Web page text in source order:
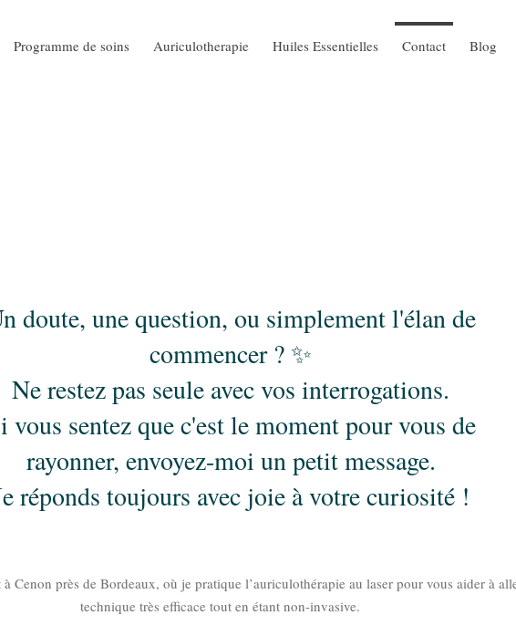
Programme de soins Auriculotherapie Huiles Essentielles Contact Blog
doute, une question, ou simplement l'élan de
commencer ? ✨
Ne restez pas seule avec vos interrogations.
vous sentez que c'est le moment pour vous de
rayonner, envoyez-moi un petit message.
réponds toujours avec joie à votre curiosité !
Cenon près de Bordeaux, où je pratique l’auriculothérapie au laser pour vous aider à
technique très efficace tout en étant non-invasive.